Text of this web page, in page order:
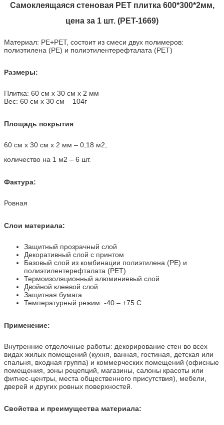
Самоклеящаяся стеновая PET плитка 600*300*2мм,
цена за 1 шт. (PET-1669)
Материал: PE+PET, состоит из смеси двух полимеров:
полиэтилена (PE) и полиэтилентерефталата (PET)
Размеры:
Плитка: 60 см х 30 см х 2 мм
Вес: 60 см х 30 см – 104г
Площадь покрытия
60 см х 30 см х 2 мм – 0,18 м2,
количество на 1 м2 – 6 шт.
Фактура:
Ровная
Слои материала:
Защитный прозрачный слой
Декоративный слой с принтом
Базовый слой из комбинации полиэтилена (PE) и
полиэтилентерефталата (PET)
Термоизоляционный алюминиевый слой
Двойной клеевой слой
Защитная бумага
Температурный режим: -40 – +75 С
Применение:
Внутренние отделочные работы: декорирование стен во всех
видах жилых помещений (кухня, ванная, гостиная, детская или
спальня, входная группа) и коммерческих помещений (офисные
помещения, зоны рецепций, магазины, салоны красоты или
фитнес-центры, места общественного присутствия), мебели,
дверей и других ровных поверхностей.
Свойства и преимущества материала: